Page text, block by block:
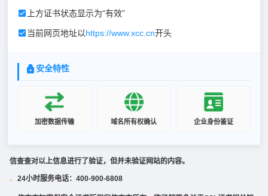
上方证书状态显示为“有效”
当前网页地址以https://www.xcc.cn开头
安全特性
加密数据传输 域名所有权确认 企业身份鉴证
信查查对以上信息进行了验证，但并未验证网站的内容。
· 24小时服务电话：400-900-6808